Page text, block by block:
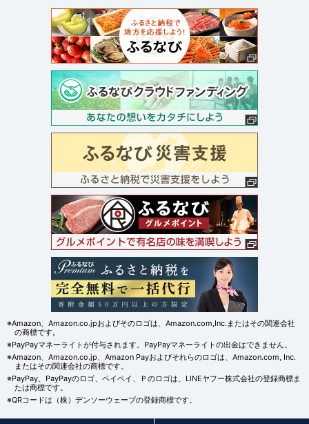
※Amazon、Amazon.co.jpおよびそのロゴは、Amazon.com,Inc.またはその関連会社
の商標です。
※PayPayマネーライトが付与されます。PayPayマネーライトの出金はできません。
※Amazon、Amazon.co.jp、Amazon Payおよびそれらのロゴは、Amazon.com, Inc.
またはその関連会社の商標です。
※PayPay、PayPayのロゴ、ペイペイ、Ｐのロゴは、LINEヤフー株式会社の登録商標ま
たは商標です。
※QRコードは（株）デンソーウェーブの登録商標です。